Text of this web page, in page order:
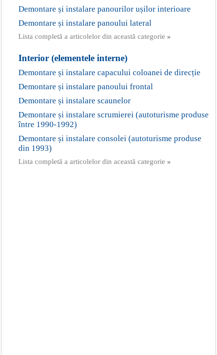
Demontare și instalare panourilor ușilor interioare
Demontare și instalare panoului lateral
Lista completă a articolelor din această categorie »
Interior (elementele interne)
Demontare și instalare capacului coloanei de direcție
Demontare și instalare panoului frontal
Demontare și instalare scaunelor
Demontare și instalare scrumierei (autoturisme produse
între 1990-1992)
Demontare și instalare consolei (autoturisme produse
din 1993)
Lista completă a articolelor din această categorie »